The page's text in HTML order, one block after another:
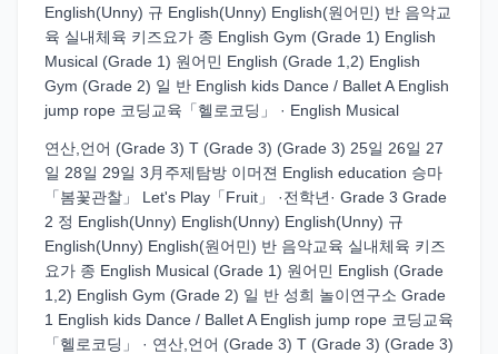
English(Unny) 규 English(Unny) English(원어민) 반 음악교
육 실내체육 키즈요가 종 English Gym (Grade 1) English
Musical (Grade 1) 원어민 English (Grade 1,2) English
Gym (Grade 2) 일 반 English kids Dance / Ballet A English
jump rope 코딩교육「헬로코딩」 · English Musical
연산,언어 (Grade 3) T (Grade 3) (Grade 3) 25일 26일 27
일 28일 29일 3月주제탐방 이머젼 English education 승마
「봄꽃관찰」 Let's Play「Fruit」 ·전학년· Grade 3 Grade
2 정 English(Unny) English(Unny) English(Unny) 규
English(Unny) English(원어민) 반 음악교육 실내체육 키즈
요가 종 English Musical (Grade 1) 원어민 English (Grade
1,2) English Gym (Grade 2) 일 반 성희 놀이연구소 Grade
1 English kids Dance / Ballet A English jump rope 코딩교육
「헬로코딩」 · 연산,언어 (Grade 3) T (Grade 3) (Grade 3)